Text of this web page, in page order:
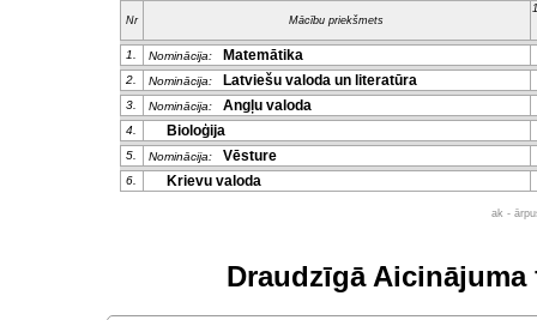
Nr Mācību priekšmets
1. Nominācija: Matemātika
2. Nominācija: Latviešu valoda un literatūra
3. Nominācija: Angļu valoda
4. Bioloģija
5. Nominācija: Vēsture
6. Krievu valoda
ak -
Draudzīgā